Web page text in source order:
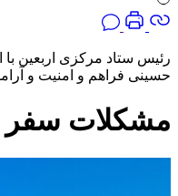
رئیس ستاد مرکزی اربعین
حسینی فراهم و امنیت و
مشکلات سفر